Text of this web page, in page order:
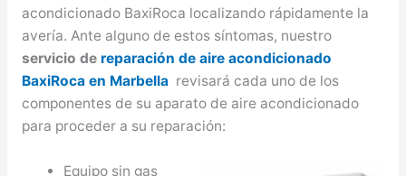
acondicionado BaxiRoca localizando rápidamente la
avería. Ante alguno de estos síntomas, nuestro
servicio dereparación de aire acondicionado
BaxiRoca en Marbella revisará cada uno de los
componentes de su aparato de aire acondicionado
para proceder a su reparación:
Equipo sin gas